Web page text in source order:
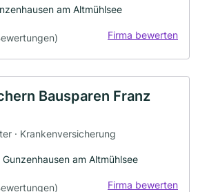
am Altmühlsee
Firma bewerten
Bausparen Franz
· Krankenversicherung
am Altmühlsee
Firma bewerten